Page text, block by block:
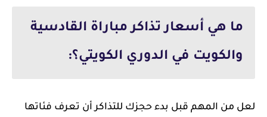
ما هي أسعار تذاكر مباراة القادسية
والكويت في الدوري الكويتي؟:
لعل من المهم قبل بدء حجزك للتذاكر أن تعرف فئاتها